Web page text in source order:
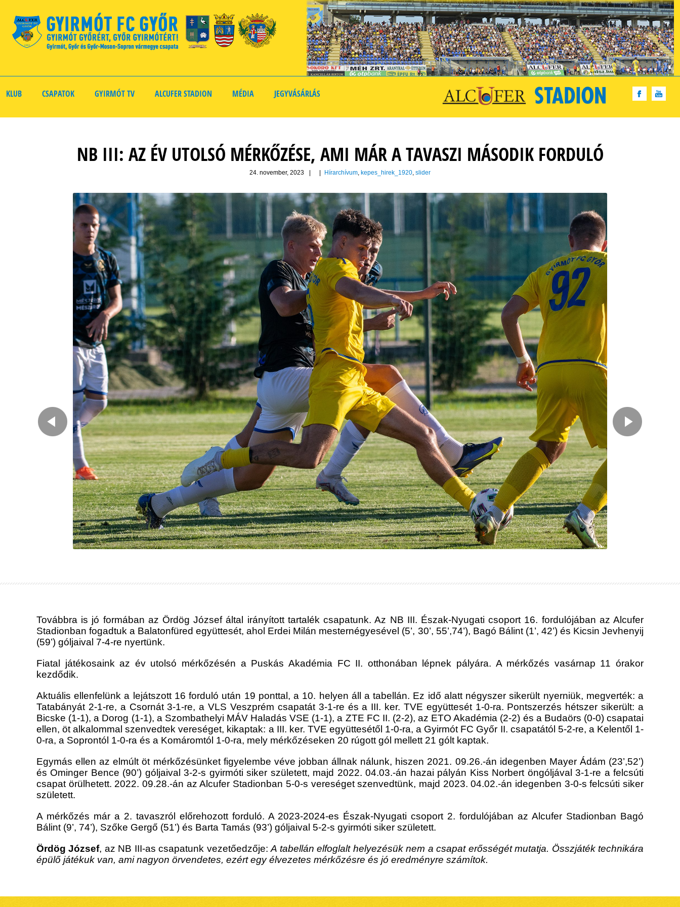
KLUB CSAPATOK GYIRMÓT TV ALCUFER STADION MÉDIA JEGYVÁSÁRLÁS
NB III: AZ ÉV UTOLSÓ MÉRKŐZÉSE, AMI MÁR A TAVASZI MÁSODIK FORDULÓ
24. november, 2023 Hírarchívum, kepes_hirek_1920, slider
Továbbra is jó formában az Ördög József által irányított tartalék csapatunk. Az NB III. Észak-Nyugati csoport 16. fordulójában az Alcufer
Stadionban fogadtuk a Balatonfüred együttesét, ahol Erdei Milán mesternégyesével (5’, 30’, 55’,74’), Bagó Bálint (1’, 42’) és Kicsin Jevhenyij
(59’) góljaival 7-4-re nyertünk.
Fiatal játékosaink az év utolsó mérkőzésén a Puskás Akadémia FC II. otthonában lépnek pályára. A mérkőzés vasárnap 11 órakor
kezdődik.
Aktuális ellenfelünk a lejátszott 16 forduló után 19 ponttal, a 10. helyen áll a tabellán. Ez idő alatt négyszer sikerült nyerniük, megverték: a
Tatabányát 2-1-re, a Csornát 3-1-re, a VLS Veszprém csapatát 3-1-re és a III. ker. TVE együttesét 1-0-ra. Pontszerzés hétszer sikerült: a
Bicske (1-1), a Dorog (1-1), a Szombathelyi MÁV Haladás VSE (1-1), a ZTE FC II. (2-2), az ETO Akadémia (2-2) és a Budaörs (0-0) csapatai
ellen, öt alkalommal szenvedtek vereséget, kikaptak: a III. ker. TVE együttesétől 1-0-ra, a Gyirmót FC Győr II. csapatától 5-2-re, a Kelentől 1-
0-ra, a Soprontól 1-0-ra és a Komáromtól 1-0-ra, mely mérkőzéseken 20 rúgott gól mellett 21 gólt kaptak.
Egymás ellen az elmúlt öt mérkőzésünket figyelembe véve jobban állnak nálunk, hiszen 2021. 09.26.-án idegenben Mayer Ádám (23’,52’)
és Ominger Bence (90’) góljaival 3-2-s gyirmóti siker született, majd 2022. 04.03.-án hazai pályán Kiss Norbert öngóljával 3-1-re a felcsúti
csapat örülhetett. 2022. 09.28.-án az Alcufer Stadionban 5-0-s vereséget szenvedtünk, majd 2023. 04.02.-án idegenben 3-0-s felcsúti siker
született.
A mérkőzés már a 2. tavaszról előrehozott forduló. A 2023-2024-es Észak-Nyugati csoport 2. fordulójában az Alcufer Stadionban Bagó
Bálint (9’, 74’), Szőke Gergő (51’) és Barta Tamás (93’) góljaival 5-2-s gyirmóti siker született.
Ördög József, az NB III-as csapatunk vezetőedzője:A tabellán elfoglalt helyezésük nem a csapat erősségét mutatja. Összjáték technikára
épülő játékuk van, ami nagyon örvendetes, ezért egy élvezetes mérkőzésre és jó eredményre számítok.